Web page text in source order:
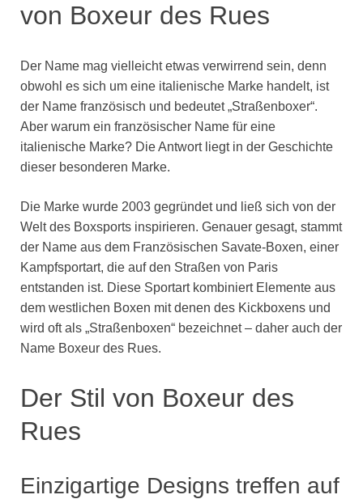
von Boxeur des Rues
Der Name mag vielleicht etwas verwirrend sein, denn
obwohl es sich um eine italienische Marke handelt, ist
der Name französisch und bedeutet „Straßenboxer“.
Aber warum ein französischer Name für eine
italienische Marke? Die Antwort liegt in der Geschichte
dieser besonderen Marke.
Die Marke wurde 2003 gegründet und ließ sich von der
Welt des Boxsports inspirieren. Genauer gesagt, stammt
der Name aus dem Französischen Savate-Boxen, einer
Kampfsportart, die auf den Straßen von Paris
entstanden ist. Diese Sportart kombiniert Elemente aus
dem westlichen Boxen mit denen des Kickboxens und
wird oft als „Straßenboxen“ bezeichnet – daher auch der
Name Boxeur des Rues.
Der Stil von Boxeur des
Rues
Einzigartige Designs treffen auf